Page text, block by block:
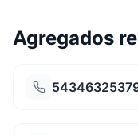
Agregados